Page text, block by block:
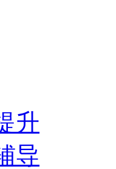
升
导